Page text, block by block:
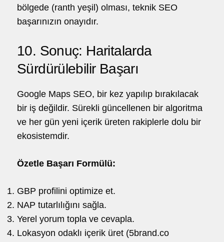
bölgede (ranth yeşil) olması, teknik SEO
başarınızın onayıdır.
10. Sonuç: Haritalarda
Sürdürülebilir Başarı
Google Maps SEO, bir kez yapılıp bırakılacak
bir iş değildir. Sürekli güncellenen bir algoritma
ve her gün yeni içerik üreten rakiplerle dolu bir
ekosistemdir.
Özetle Başarı Formülü:
GBP profilini optimize et.
NAP tutarlılığını sağla.
Yerel yorum topla ve cevapla.
Lokasyon odaklı içerik üret (5brand.co